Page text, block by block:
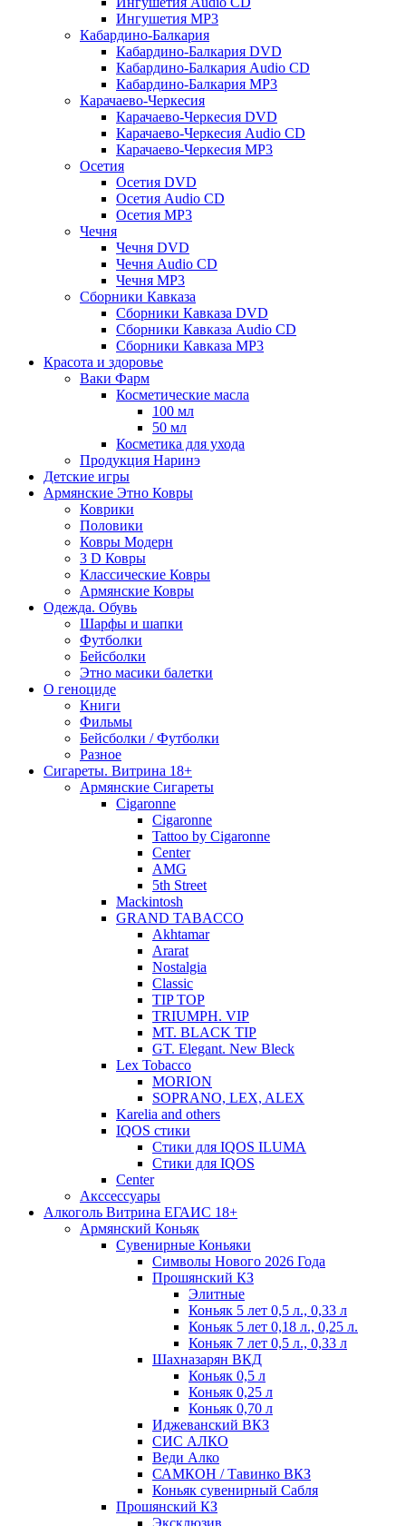
Ингушетия MP3
Кабардино-Балкария
Кабардино-Балкария DVD
Кабардино-Балкария Audio CD
Кабардино-Балкария MP3
Карачаево-Черкесия
Карачаево-Черкесия DVD
Карачаево-Черкесия Audio CD
Карачаево-Черкесия MP3
Осетия
Осетия DVD
Осетия Audio CD
Осетия MP3
Чечня
Чечня DVD
Чечня Audio CD
Чечня MP3
Сборники Кавказа
Сборники Кавказа DVD
Сборники Кавказа Audio CD
Сборники Кавказа MP3
Красота и здоровье
Ваки Фарм
Косметические масла
100 мл
50 мл
Косметика для ухода
Продукция Наринэ
Детские игры
Армянские Этно Ковры
Коврики
Половики
Ковры Модерн
3 D Ковры
Классические Ковры
Армянские Ковры
Одежда. Обувь
Шарфы и шапки
Футболки
Бейсболки
Этно масики балетки
О геноциде
Книги
Фильмы
Бейсболки / Футболки
Разное
Сигареты. Витрина 18+
Армянские Сигареты
Cigaronne
Cigaronne
Tattoo by Cigaronne
Center
AMG
5th Street
Mackintosh
GRAND TABACCO
Akhtamar
Ararat
Nostalgia
Classic
TIP TOP
TRIUMPH. VIP
MT. BLACK TIP
GT. Elegant. New Bleck
Lex Tobacco
MORION
SOPRANO, LEX, ALEX
Karelia and others
IQOS стики
Стики для IQOS ILUMA
Стики для IQOS
Сenter
Акссессуары
Алкоголь Витрина ЕГАИС 18+
Армянский Коньяк
Сувенирные Коньяки
Символы Нового 2026 Года
Прошянский КЗ
Элитные
Коньяк 5 лет 0,5 л., 0,33 л
Коньяк 5 лет 0,18 л., 0,25 л.
Коньяк 7 лет 0,5 л., 0,33 л
Шахназарян ВКД
Коньяк 0,5 л
Коньяк 0,25 л
Коньяк 0,70 л
Иджеванский ВКЗ
СИС АЛКО
Веди Алко
САМКОН / Тавинко ВКЗ
Коньяк сувенирный Сабля
Прошянский КЗ
Эксклюзив